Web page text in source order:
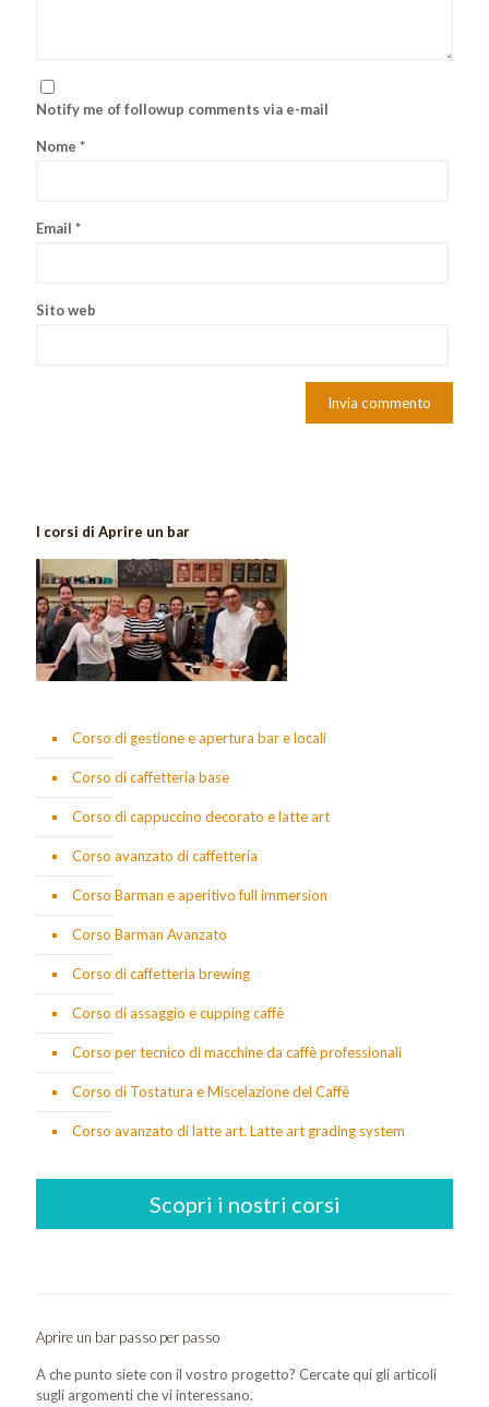
Notify me of followup comments via e-mail
Nome *
Email *
Sito web
I corsi di Aprire un bar
Corso di gestione e apertura bar e locali
Corso di caffetteria base
Corso di cappuccino decorato e latte art
Corso avanzato di caffetteria
Corso Barman e aperitivo full immersion
Corso Barman Avanzato
Corso di caffetteria brewing
Corso di assaggio e cupping caffè
Corso per tecnico di macchine da caffè professionali
Corso di Tostatura e Miscelazione del Caffè
Corso avanzato di latte art. Latte art grading system
Scopri i nostri corsi
Aprire un bar passo per passo
A che punto siete con il vostro progetto? Cercate qui gli articoli
sugli argomenti che vi interessano.